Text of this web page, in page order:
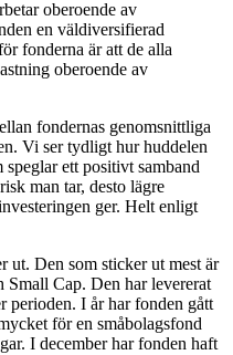
oberoende av
en väldiversifierad
fonderna är att de alla
oberoende av
fondernas genomsnittliga
Vi ser tydligt hur huddelen
ett positivt samband
man tar, desto lägre
ger. Helt enligt
ut. Den som sticker ut mest är
Small Cap. Den har levererat
perioden. I år har fonden gått
för en småbolagsfond
I december har fonden haft